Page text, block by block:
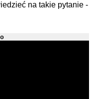
na takie pytanie -